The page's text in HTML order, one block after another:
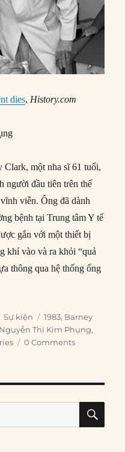
dies, History.com
Clark, một nha sĩ 61 tuổi,
người đầu tiên trên thế
viễn. Ông đã dành
bệnh tại Trung tâm Y tế
gắn với một thiết bị
khí vào và ra khỏi “quả
thông qua hệ thống ống
Bệnh nhân được cấy ghép
Categories
Sự kiện Tags
1983, Barney
Nguyễn Thị Kim Phụng,
0 Comments